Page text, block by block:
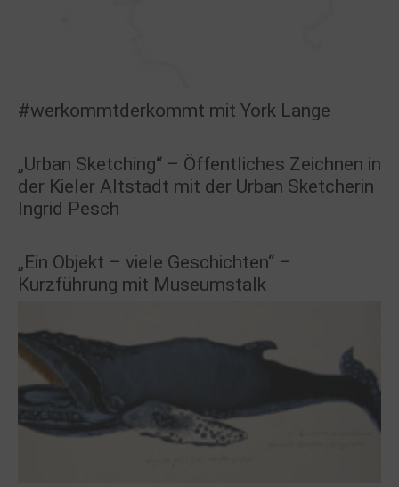
#werkommtderkommt mit York Lange
„Urban Sketching“ – Öffentliches Zeichnen in
der Kieler Altstadt mit der Urban Sketcherin
Ingrid Pesch
„Ein Objekt – viele Geschichten“ –
Kurzführung mit Museumstalk